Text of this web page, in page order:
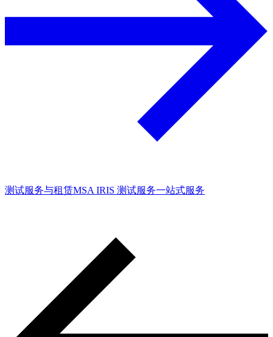
测试服务与租赁MSA IRIS 测试服务一站式服务